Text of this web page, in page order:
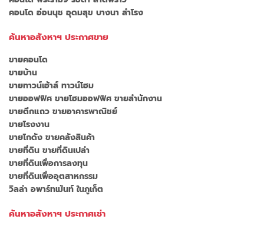
คอนโด อ่อนนุช อุดมสุข บางนา สำโรง
ค้นหาอสังหาฯ ประกาศขาย
ขายคอนโด
ขายบ้าน
ขายทาวน์เฮ้าส์ ทาวน์โฮม
ขายออฟฟิศ ขายโฮมออฟฟิศ ขายสำนักงาน
ขายตึกแถว ขายอาคารพาณิชย์
ขายโรงงาน
ขายโกดัง ขายคลังสินค้า
ขายที่ดิน ขายที่ดินเปล่า
ขายที่ดินเพื่อการลงทุน
ขายที่ดินเพื่ออุตสาหกรรม
วิลล่า อพาร์ทเม้นท์ ในภูเก็ต
ค้นหาอสังหาฯ ประกาศเช่า